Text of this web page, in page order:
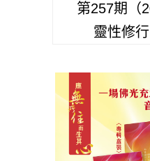
第257期（
靈性修